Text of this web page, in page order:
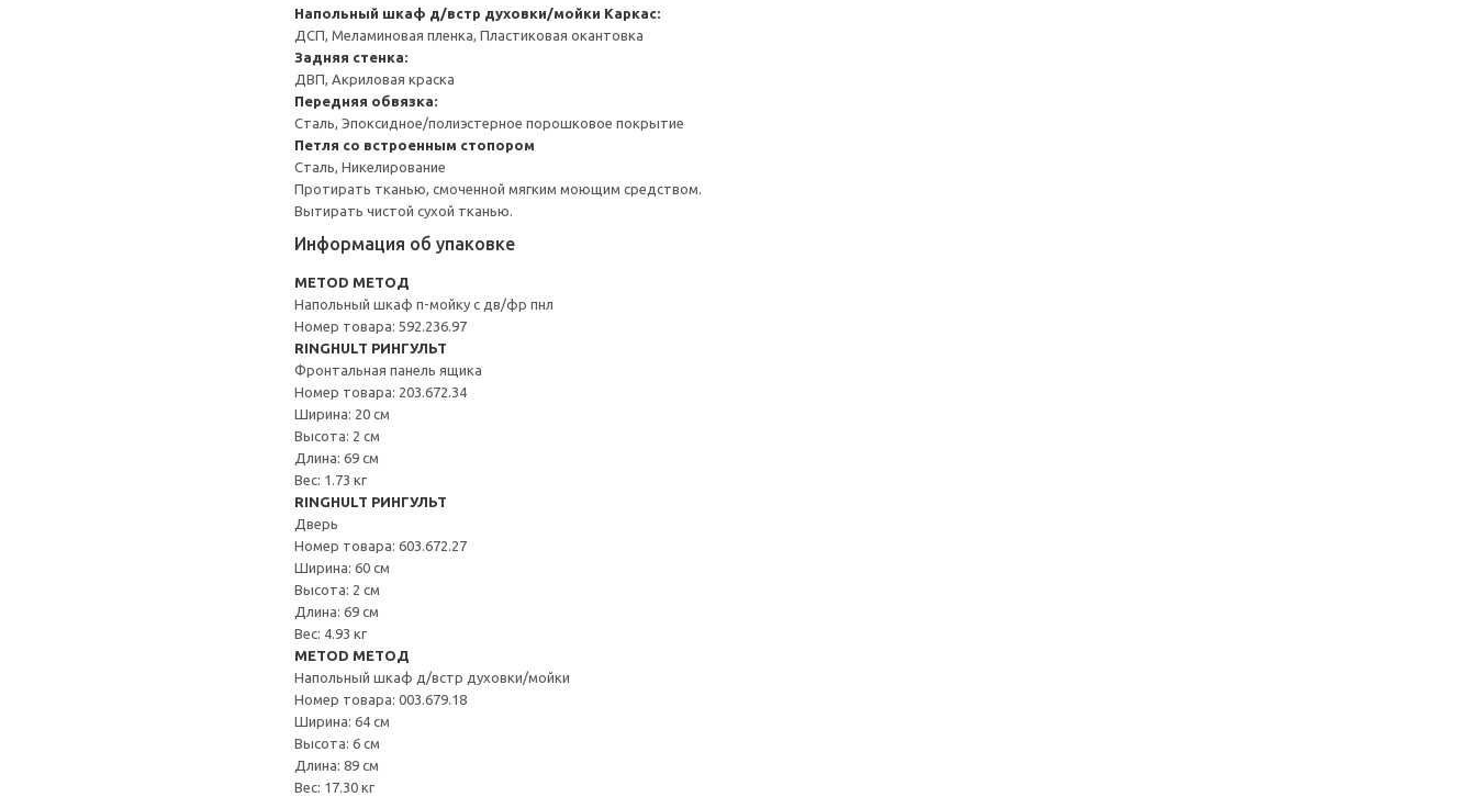
Напольный шкаф д/встр духовки/мойки Каркас:
ДСП, Меламиновая пленка, Пластиковая окантовка
Задняя стенка:
ДВП, Акриловая краска
Передняя обвязка:
Сталь, Эпоксидное/полиэстерное порошковое покрытие
Петля со встроенным стопором
Сталь, Никелирование
Протирать тканью, смоченной мягким моющим средством.
Вытирать чистой сухой тканью.
Информация об упаковке
METOD МЕТОД
Напольный шкаф п-мойку с дв/фр пнл
Номер товара: 592.236.97
RINGHULT РИНГУЛЬТ
Фронтальная панель ящика
Номер товара: 203.672.34
Ширина: 20 см
Высота: 2 см
Длина: 69 см
Вес: 1.73 кг
RINGHULT РИНГУЛЬТ
Дверь
Номер товара: 603.672.27
Ширина: 60 см
Высота: 2 см
Длина: 69 см
Вес: 4.93 кг
METOD МЕТОД
Напольный шкаф д/встр духовки/мойки
Номер товара: 003.679.18
Ширина: 64 см
Высота: 6 см
Длина: 89 см
Вес: 17.30 кг